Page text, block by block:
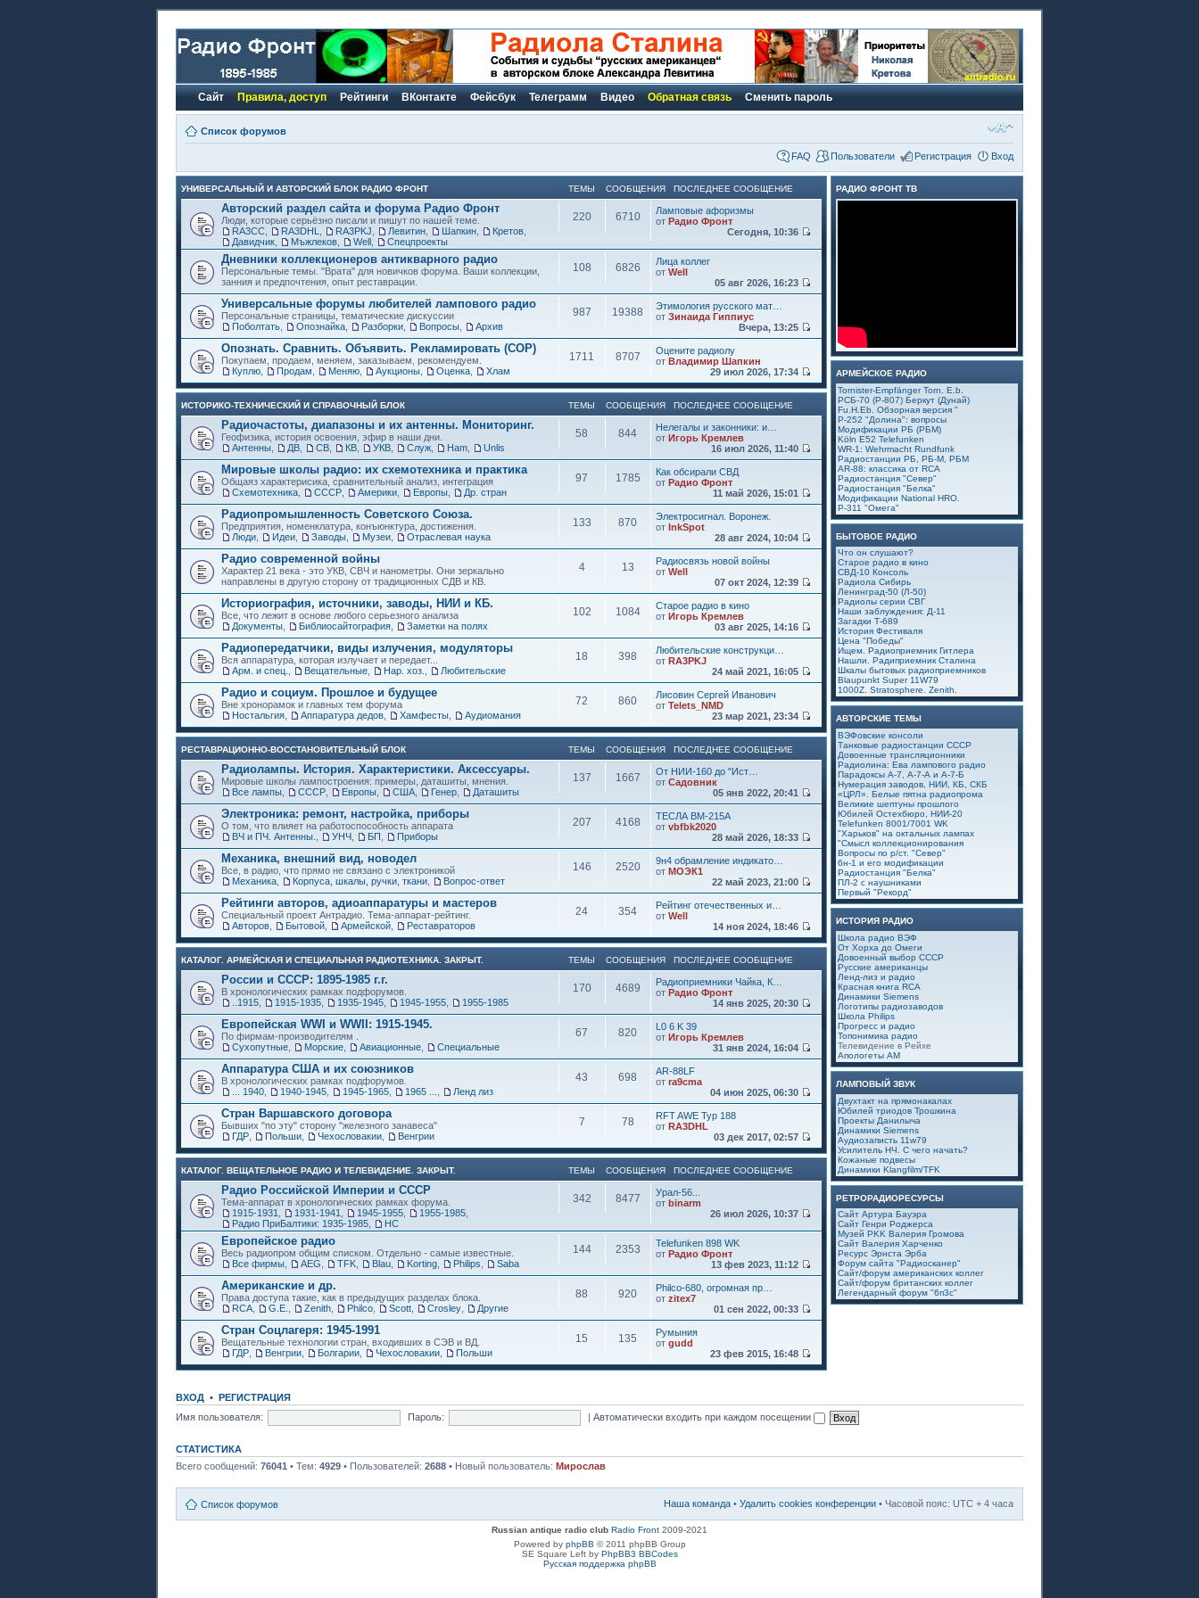
Сайт Правила, доступ Рейтинги ВКонтакте Фейсбук Телеграмм Видео Обратная связь Сменить пароль
Список форумов
FAQ Пользователи Регистрация Вход
УНИВЕРСАЛЬНЫЙ И АВТОРСКИЙ БЛОК РАДИО ФРОНТ ТЕМЫ СООБЩЕНИЯ ПОСЛЕДНЕЕ СООБЩЕНИЕ
Авторский раздел сайта и форума Радио Фронт
Люди, которые серьёзно писали и пишут по нашей теме.
RA3CC
RA3DHL RA3PKJ Левитин Шапкин Кретов
Давидчик
Мъжлеков Well Спецпроекты
220 6710
Ламповые афоризмы
от Радио Фронт
Сегодня, 10:36
Дневники коллекционеров антикварного радио
Персональные темы. "Врата" для новичков форума. Ваши коллекции,
занния и предпочтения, опыт реставрации.
108 6826
Лица коллег
от Well
05 авг 2026, 16:23
Универсальные форумы любителей лампового радио
Персональные страницы, тематические дискуссии
Поболтать
Опознайка Разборки Вопросы Архив
987 19388
Этимология русского мат…
от Зинаида Гиппиус
Вчера, 13:25
Опознать. Сравнить. Объявить. Рекламировать (СОР)
Покупаем, продаем, меняем, заказываем, рекомендуем.
Куплю
Продам Меняю Аукционы Оценка Хлам
1711 8707
Оцените радиолу
от Владимир Шапкин
29 июл 2026, 17:34
ИСТОРИКО-ТЕХНИЧЕСКИЙ И СПРАВОЧНЫЙ БЛОК ТЕМЫ СООБЩЕНИЯ ПОСЛЕДНЕЕ СООБЩЕНИЕ
Радиочастоты, диапазоны и их антенны. Мониторинг.
Геофизика, история освоения, эфир в наши дни.
Антенны
ДВ СВ КВ УКВ Служ Ham Unlis
58 844
Нелегалы и законники: и…
от Игорь Кремлев
16 июл 2026, 11:40
Мировые школы радио: их схемотехника и практика
Общаяз характерисика, сравнительный анализ, интеграция
Схемотехника
СССР Америки Европы Др. стран
97 1785
Как обсирали СВД
от Радио Фронт
11 май 2026, 15:01
Радиопромышленность Советского Союза.
Предприятия, номенклатура, конъюнктура, достижения.
Люди
Идеи Заводы Музеи Отраслевая наука
133 870
Электросигнал. Воронеж.
от InkSpot
28 авг 2024, 10:04
Радио современной войны
Характер 21 века - это УКВ, СВЧ и нанометры. Они зеркально
направлены в другую сторону от традиционных СДВ и КВ.
4 13
Радиосвязь новой войны
от Well
07 окт 2024, 12:39
Историография, источники, заводы, НИИ и КБ.
Все, что лежит в основе любого серьезного анализа
Документы
Библиосайтография Заметки на полях
102 1084
Старое радио в кино
от Игорь Кремлев
03 авг 2025, 14:16
Радиопередатчики, виды излучения, модуляторы
Вся аппаратура, которая излучает и передает...
Арм. и спец.
Вещательные Нар. хоз. Любительские
18 398
Любительские конструкци…
от RA3PKJ
24 май 2021, 16:05
Радио и социум. Прошлое и будущее
Вне хронорамок и главных тем форума
Ностальгия
Аппаратура дедов Хамфесты Аудиомания
72 860
Лисовин Сергей Иванович
от Telets_NMD
23 мар 2021, 23:34
РЕСТАВРАЦИОННО-ВОССТАНОВИТЕЛЬНЫЙ БЛОК ТЕМЫ СООБЩЕНИЯ ПОСЛЕДНЕЕ СООБЩЕНИЕ
Радиолампы. История. Характеристики. Аксессуары.
Мировые школы лампостроения: примеры, даташиты, мнения.
Все лампы
СССР Европы США Генер Даташиты
137 1667
От НИИ-160 до "Ист…
от Садовник
05 янв 2022, 20:41
Электроника: ремонт, настройка, приборы
О том, что влияет на работоспособность аппарата
ВЧ и ПЧ. Антенны.
УНЧ БП Приборы
207 4168
ТЕСЛА ВМ-215А
от vbfbk2020
28 май 2026, 18:33
Механика, внешний вид, новодел
Все, в радио, что прямо не связано с электроникой
Механика
Корпуса, шкалы, ручки, ткани Вопрос-ответ
146 2520
9н4 обрамление индикато…
от МОЭК1
22 май 2023, 21:00
Рейтинги авторов, адиоаппаратуры и мастеров
Специальный проект Антрадио. Тема-аппарат-рейтинг.
Авторов
Бытовой Армейской Реставраторов
24 354
Рейтинг отечественных и…
от Well
14 ноя 2024, 18:46
КАТАЛОГ. АРМЕЙСКАЯ И СПЕЦИАЛЬНАЯ РАДИОТЕХНИКА. ЗАКРЫТ. ТЕМЫ СООБЩЕНИЯ ПОСЛЕДНЕЕ СООБЩЕНИЕ
России и СССР: 1895-1985 г.г.
В хронологических рамках подфорумов.
..1915
1915-1935 1935-1945 1945-1955 1955-1985
170 4689
Радиоприемники Чайка, К…
от Радио Фронт
14 янв 2025, 20:30
Европейская WWI и WWII: 1915-1945.
По фирмам-производителям .
Сухопутные
Морские Авиационные Специальные
67 820
L0 6 K 39
от Игорь Кремлев
31 янв 2024, 16:04
Аппаратура США и их союзников
В хронологических рамках подфорумов.
... 1940
1940-1945 1945-1965 1965 ... Ленд лиз
43 698
AR-88LF
от ra9cma
04 июн 2025, 06:30
Стран Варшавского договора
Бывших "по эту" сторону "железного занавеса"
ГДР
Польши Чехословакии Венгрии
7 78
RFT AWE Typ 188
от RA3DHL
03 дек 2017, 02:57
КАТАЛОГ. ВЕЩАТЕЛЬНОЕ РАДИО И ТЕЛЕВИДЕНИЕ. ЗАКРЫТ. ТЕМЫ СООБЩЕНИЯ ПОСЛЕДНЕЕ СООБЩЕНИЕ
Радио Российской Империи и СССР
Тема-аппарат в хронологических рамках форума.
1915-1931
1931-1941 1945-1955 1955-1985
Радио ПриБалтики: 1935-1985
НС
342 8477
Урал-56...
от binarm
26 июл 2026, 10:37
Европейское радио
Весь радиопром общим списком. Отдельно - самые известные.
Все фирмы
AEG TFK Blau Korting Philips Saba
144 2353
Telefunken 898 WK
от Радио Фронт
13 фев 2023, 11:12
Американские и др.
Права доступа такие, как в предыдущих разделах блока.
RCA
G.E. Zenith Philco Scott Crosley Другие
88 920
Philco-680, огромная пр…
от zitex7
01 сен 2022, 00:33
Стран Соцлагеря: 1945-1991
Вещательные технологии стран, входивших в СЭВ и ВД.
ГДР
Венгрии Болгарии Чехословакии Польши
15 135
Румыния
от gudd
23 фев 2015, 16:48
РАДИО ФРОНТ ТВ
АРМЕЙСКОЕ РАДИО
Tornister-Empfänger Torn. E.b.
РСБ-70 (Р-807) Беркут (Дунай)
Fu.H.Eb. Обзорная версия "
Р-252 "Долина": вопросы
Модификации РБ (РБМ)
Köln E52 Telefunken
WR-1: Wehrmacht Rundfunk
Радиостанции РБ, РБ-М, РБМ
AR-88: классика от RCA
Радиостанция "Север"
Радиостанция "Белка"
Модификации National HRO.
Р-311 "Омега"
БЫТОВОЕ РАДИО
Что он слушают?
Старое радио в кино
СВД-10 Консоль
Радиола Сибирь
Ленинград-50 (Л-50)
Радиолы серии СВГ
Наши заблуждения: Д-11
Загадки Т-689
История Фестиваля
Цена "Победы"
Ищем. Радиоприемник Гитлера
Нашли. Радиприемник Сталина
Шкалы бытовых радиоприемников
Blaupunkt Super 11W79
1000Z. Stratosphere. Zenith.
АВТОРСКИЕ ТЕМЫ
ВЭФовские консоли
Танковые радиостанции СССР
Довоенные трансляционники
Радиолина: Ева лампового радио
Парадоксы А-7, А-7-А и А-7-Б
Нумерация заводов, НИИ, КБ, СКБ
«ЦРЛ». Белые пятна радиопрома
Великие шептуны прошлого
Юбилей Остехбюро, НИИ-20
Telefunken 8001/7001 WK
"Харьков" на октальных лампах
"Смысл коллекционирования
Вопросы по р/ст. "Север"
6н-1 и его модификации
Радиостанция "Белка"
ПЛ-2 с наушниками
Первый "Рекорд"
ИСТОРИЯ РАДИО
Школа радио ВЭФ
От Хорха до Омеги
Довоенный выбор СССР
Русские американцы
Ленд-лиз и радио
Красная книга RCA
Динамики Siemens
Логотипы радиозаводов
Школа Philips
Прогресс и радио
Топонимика радио
Телевидение в Рейхе
Апологеты АМ
ЛАМПОВЫЙ ЗВУК
Двухтакт на прямонакалах
Юбилей триодов Трошкина
Проекты Данилыча
Динамики Siemens
Аудиозаписть 11w79
Усилитель НЧ. С чего начать?
Кожаные подвесы
Динамики Klangfilm/TFK
РЕТРОРАДИОРЕСУРСЫ
Сайт Артура Бауэра
Сайт Генри Роджерса
Музей PKK Валерия Громова
Сайт Валерия Харченко
Ресурс Эрнста Эрба
Форум сайта "Радиосканер"
Сайт/форум американских коллег
Сайт/форум британских коллег
Легендарный форум "6п3с"
ВХОД • РЕГИСТРАЦИЯ
Имя пользователя:
Пароль: | Автоматически входить при каждом посещении
СТАТИСТИКА
Всего сообщений: 76041 • Тем: 4929 • Пользователей: 2688 • Новый пользователь: Мирослав
Список форумов Наша команда • Удалить cookies конференции • Часовой пояс: UTC + 4 часа
Russian antique radio club Radio Front 2009-2021
Powered by phpBB © 2011 phpBB Group
SE Square Left by PhpBB3 BBCodes
Русская поддержка phpBB